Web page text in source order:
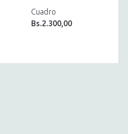
Cuadro
Bs.2.300,00